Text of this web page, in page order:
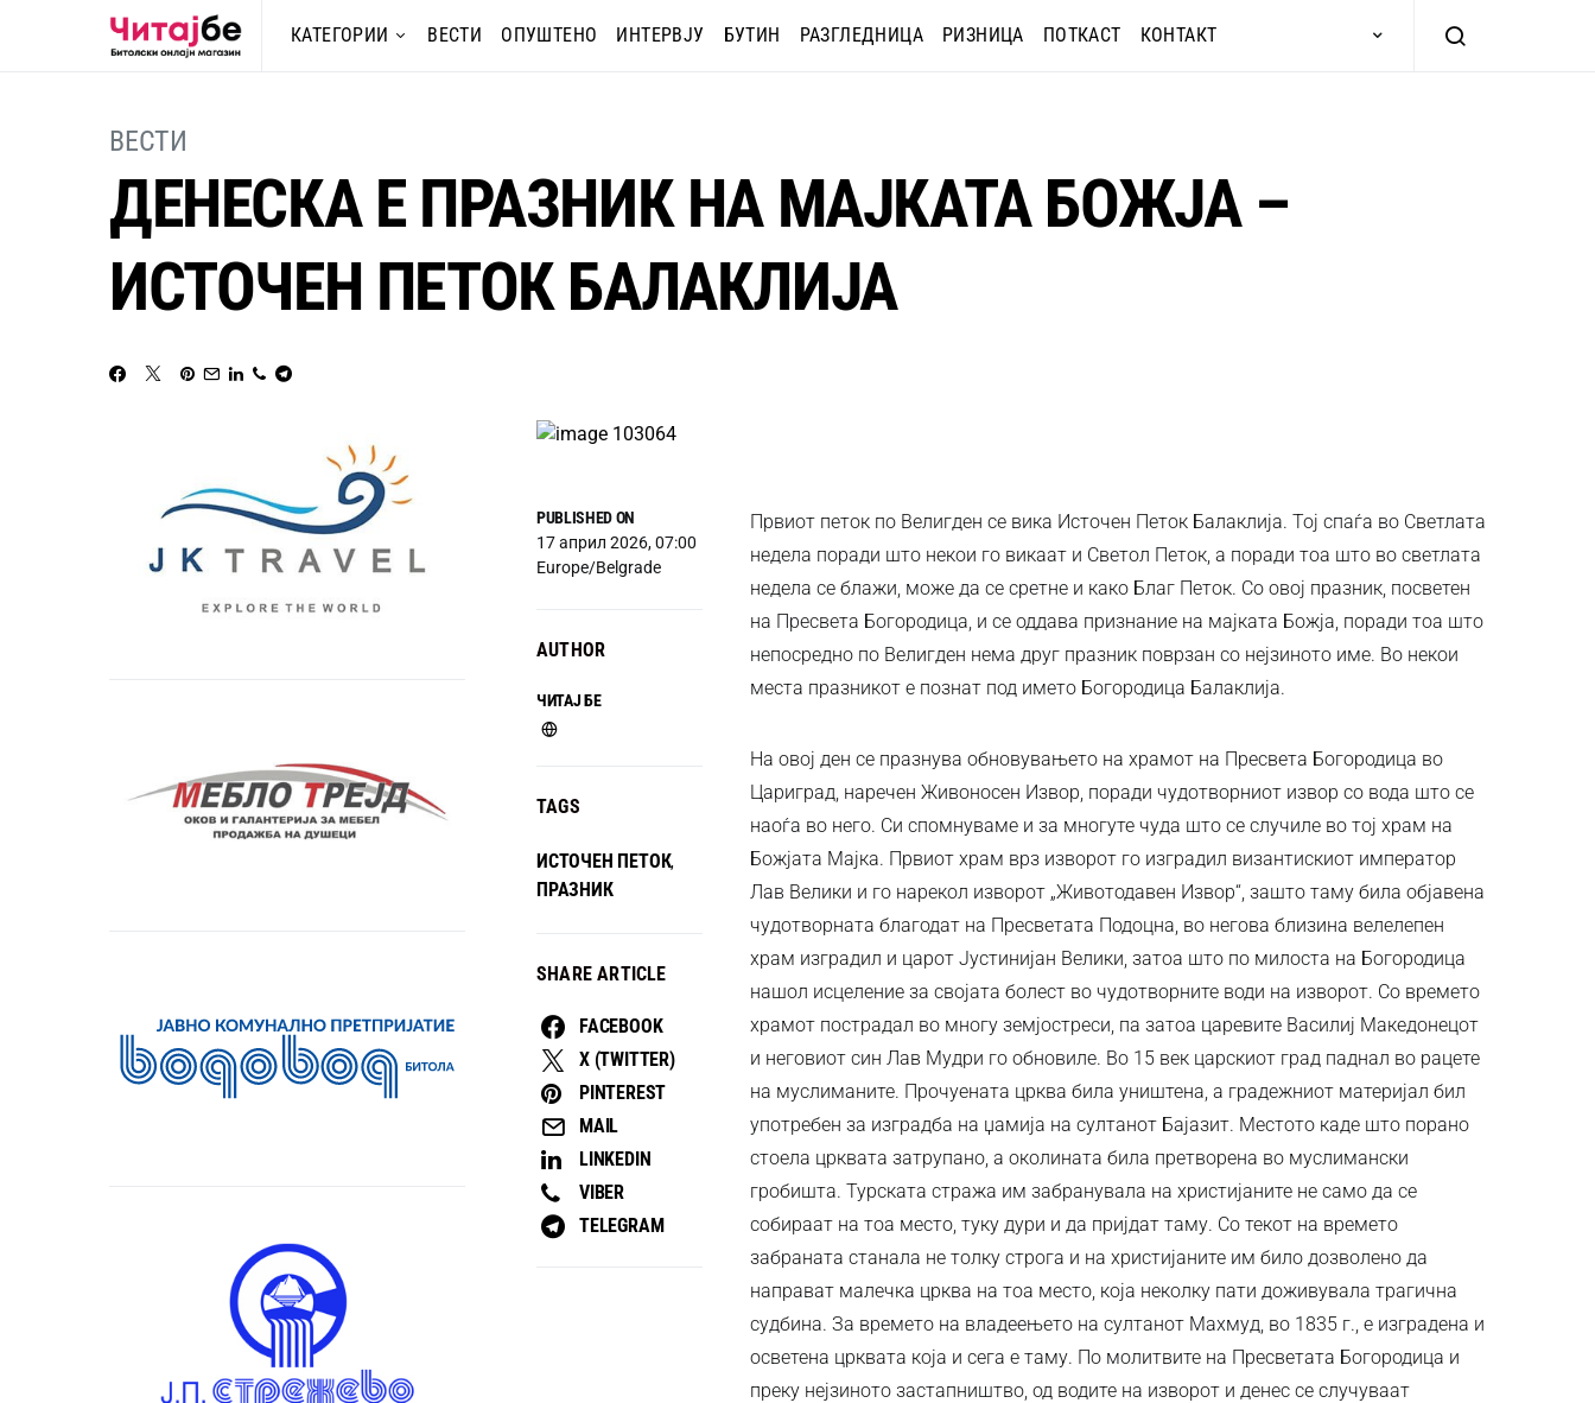
КАТЕГОРИИ ВЕСТИ ОПУШТЕНО ИНТЕРВЈУ БУТИН РАЗГЛЕДНИЦА РИЗНИЦА ПОТКАСТ КОНТАКТ
ВЕСТИ
ДЕНЕСКА Е ПРАЗНИК НА МАЈКАТА БОЖЈА –
ИСТОЧЕН ПЕТОК БАЛАКЛИЈА
PUBLISHED ON
17 април 2026, 07:00
Europe/Belgrade
AUTHOR
ЧИТАЈ БЕ
TAGS
ИСТОЧЕН ПЕТОК,
ПРАЗНИК
SHARE ARTICLE
FACEBOOK
X (TWITTER)
PINTEREST
MAIL
LINKEDIN
VIBER
TELEGRAM
Првиот петок по Велигден се вика Источен Петок Балаклија. Тој спаѓа во Светлата
недела поради што некои го викаат и Светол Петок, а поради тоа што во светлата
недела се блажи, може да се сретне и како Благ Петок. Со овој празник, посветен
на Пресвета Богородица, и се оддава признание на мајката Божја, поради тоа што
непосредно по Велигден нема друг празник поврзан со нејзиното име. Во некои
места празникот е познат под името Богородица Балаклија.
На овој ден се празнува обновувањето на храмот на Пресвета Богородица во
Цариград, наречен Живоносен Извор, поради чудотворниот извор со вода што се
наоѓа во него. Си спомнуваме и за многуте чуда што се случиле во тој храм на
Божјата Мајка. Првиот храм врз изворот го изградил византискиот император
Лав Велики и го нарекол изворот „Животодавен Извор“, зашто таму била објавена
чудотворната благодат на Пресветата Подоцна, во негова близина велелепен
храм изградил и царот Јустинијан Велики, затоа што по милоста на Богородица
нашол исцеление за својата болест во чудотворните води на изворот. Со времето
храмот пострадал во многу земјостреси, па затоа царевите Василиј Македонецот
и неговиот син Лав Мудри го обновиле. Во 15 век царскиот град паднал во рацете
на муслиманите. Прочуената црква била уништена, а градежниот материјал бил
употребен за изградба на џамија на султанот Бајазит. Местото каде што порано
стоела црквата затрупано, а околината била претворена во муслимански
гробишта. Турската стража им забранувала на христијаните не само да се
собираат на тоа место, туку дури и да пријдат таму. Со текот на времето
забраната станала не толку строга и на христијаните им било дозволено да
направат малечка црква на тоа место, која неколку пати доживувала трагична
судбина. За времето на владеењето на султанот Махмуд, во 1835 г., е изградена и
осветена црквата којa и сега e таму. По молитвите на Пресветата Богородица и
преку нејзиното застапништво, од водите на изворот и денес се случуваат